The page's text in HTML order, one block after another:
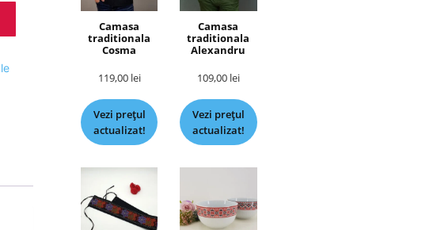
Camasa
traditionala
Cosma
119,00 lei
Vezi prețul
actualizat!
Camasa
traditionala
Alexandru
109,00 lei
Vezi prețul
actualizat!